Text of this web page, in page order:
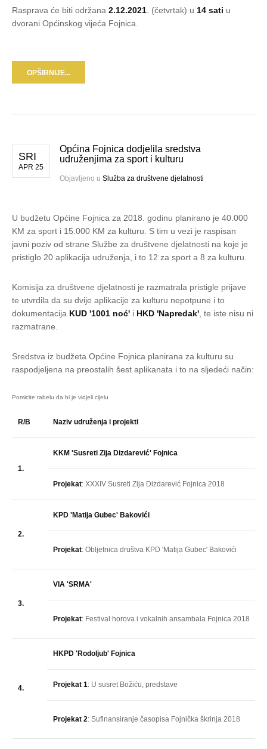
Rasprava će biti održana 2.12.2021 . (četvrtak) u 14 sati u
dvorani Općinskog vijeća Fojnica.
OPŠIRNIJE...
SRI
APR 25
Općina Fojnica dodjelila sredstva
udruženjima za sport i kulturu
Objavljeno u Služba za društvene djelatnosti
U budžetu Općine Fojnica za 2018. godinu planirano je 40.000
KM za sport i 15.000 KM za kulturu. S tim u vezi je raspisan
javni poziv od strane Službe za društvene djelatnosti na koje je
pristiglo 20 aplikacija udruženja, i to 12 za sport a 8 za kulturu.
Komisija za društvene djelatnosti je razmatrala pristigle prijave
te utvrdila da su dvije aplikacije za kulturu nepotpune i to
dokumentacija KUD '1001 noć' i HKD 'Napredak' , te iste nisu ni
razmatrane.
Sredstva iz budžeta Općine Fojnica planirana za kulturu su
raspodjeljena na preostalih šest aplikanata i to na sljedeći način:
R/B Naziv udruženja i projekti
1.
KKM 'Susreti Zija Dizdarević' Fojnica
Projekat: XXXIV Susreti Zija Dizdarević Fojnica 2018
2.
KPD 'Matija Gubec' Bakovići
Projekat: Obljetnica društva KPD 'Matija Gubec' Bakovići
3.
VIA 'SRMA'
Projekat: Festival horova i vokalnih ansambala Fojnica 2018
4.
HKPD 'Rodoljub' Fojnica
Projekat 1: U susret Božiću, predstave
Projekat 2: Sufinansiranje časopisa Fojnička škrinja 2018